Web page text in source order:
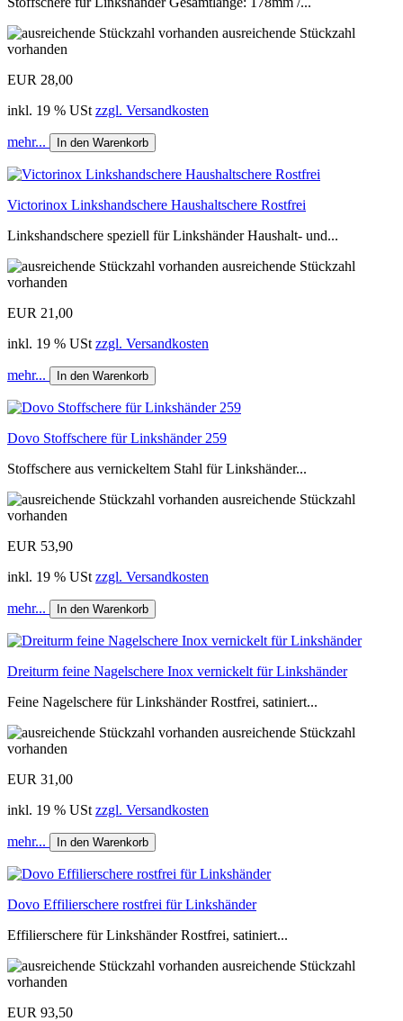
ausreichende Stückzahl
vorhanden
EUR 28,00
inkl. 19 % USt zzgl. Versandkosten
mehr... In den Warenkorb
Victorinox Linkshandschere Haushaltschere Rostfrei
Linkshandschere speziell für Linkshänder Haushalt- und...
ausreichende Stückzahl
vorhanden
EUR 21,00
inkl. 19 % USt zzgl. Versandkosten
mehr... In den Warenkorb
Dovo Stoffschere für Linkshänder 259
Stoffschere aus vernickeltem Stahl für Linkshänder...
ausreichende Stückzahl
vorhanden
EUR 53,90
inkl. 19 % USt zzgl. Versandkosten
mehr... In den Warenkorb
Dreiturm feine Nagelschere Inox vernickelt für Linkshänder
Feine Nagelschere für Linkshänder Rostfrei, satiniert...
ausreichende Stückzahl
vorhanden
EUR 31,00
inkl. 19 % USt zzgl. Versandkosten
mehr... In den Warenkorb
Dovo Effilierschere rostfrei für Linkshänder
Effilierschere für Linkshänder Rostfrei, satiniert...
ausreichende Stückzahl
vorhanden
EUR 93,50